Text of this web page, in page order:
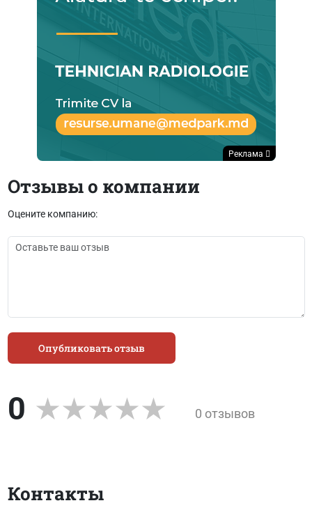
Реклама
Отзывы о компании
Оцените компанию:
Опубликовать отзыв
0 0 отзывов
Контакты